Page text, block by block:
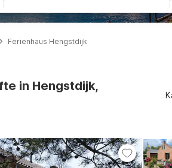
Ferienhaus Hengstdijk
in Hengstdijk,